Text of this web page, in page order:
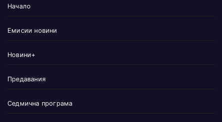
Начало
Емисии новини
Новини+
Предавания
Седмична програма